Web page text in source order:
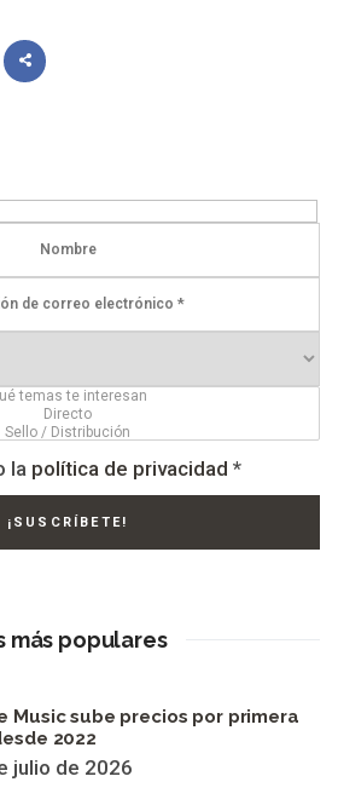
la política de privacidad *
más populares
Music sube precios por primera
2022
julio de 2026